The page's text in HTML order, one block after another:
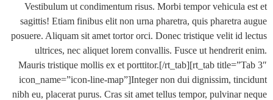
Vestibulum ut condimentum risus. Morbi tempor
sagittis! Etiam finibus elit non urna pharetra, quis
posuere. Aliquam sit amet tortor orci. Donec tristique velit
ultrices, nec aliquet lorem convallis. Fusce ut
Mauris tristique mollis ex et porttitor.[/rt_tab][rt_tab
icon_name=”icon-line-map”]Integer non dui dignissim,
nibh eu, placerat purus. Cras sit amet tellus tempor,